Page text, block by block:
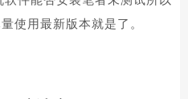
使用最新版本就是了。